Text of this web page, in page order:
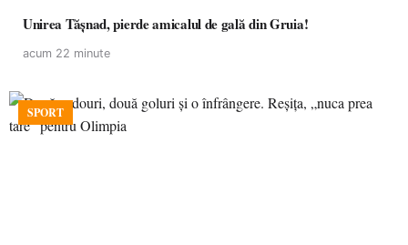
Unirea Tășnad, pierde amicalul de gală din Gruia!
acum 22 minute
SPORT